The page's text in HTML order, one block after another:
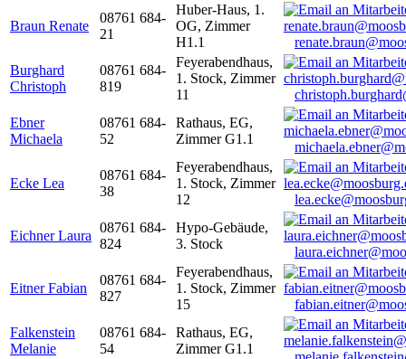
Braun Renate
08761 684-
21
Huber-Haus, 1.
OG, Zimmer
H1.1
Burghard
Christoph
08761 684-
819
Feyerabendhaus,
1. Stock, Zimmer
11
Ebner
Michaela
08761 684-
52
Rathaus, EG,
Zimmer G1.1
Ecke Lea
08761 684-
38
Feyerabendhaus,
1. Stock, Zimmer
12
Eichner Laura
08761 684-
824
Hypo-Gebäude,
3. Stock
Eitner Fabian
08761 684-
827
Feyerabendhaus,
1. Stock, Zimmer
15
Falkenstein
Melanie
08761 684-
54
Rathaus, EG,
Zimmer G1.1